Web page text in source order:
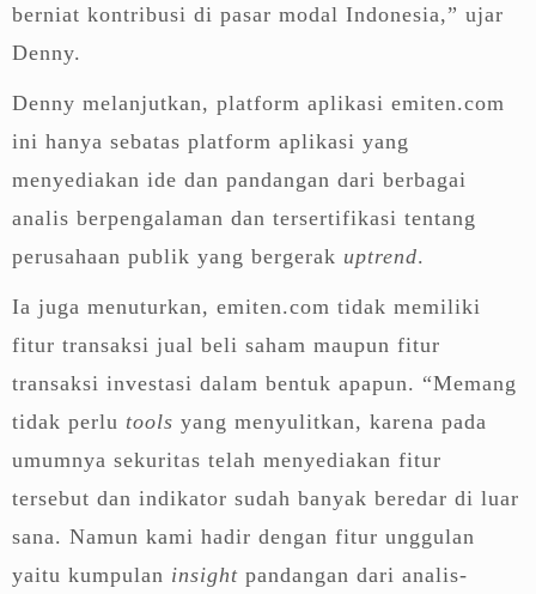
berniat kontribusi di pasar modal Indonesia,” ujar
Denny.
Denny melanjutkan, platform aplikasi emiten.com
ini hanya sebatas platform aplikasi yang
menyediakan ide dan pandangan dari berbagai
analis berpengalaman dan tersertifikasi tentang
perusahaan publik yang bergerak uptrend.
Ia juga menuturkan, emiten.com tidak memiliki
fitur transaksi jual beli saham maupun fitur
transaksi investasi dalam bentuk apapun. “Memang
tidak perlu tools yang menyulitkan, karena pada
umumnya sekuritas telah menyediakan fitur
tersebut dan indikator sudah banyak beredar di luar
sana. Namun kami hadir dengan fitur unggulan
yaitu kumpulan insight pandangan dari analis-